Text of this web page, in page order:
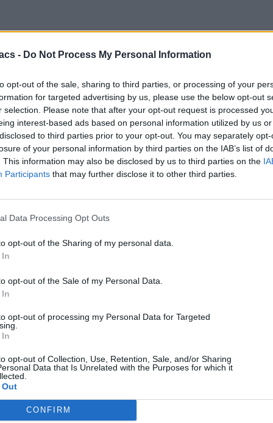
- Do Not Process My Personal Information
opt-out of the sale, sharing to third parties, or processing of your
for targeted advertising by us, please use the below opt-out
selection. Please note that after your opt-out request is processed
interest-based ads based on personal information utilized by us
to third parties prior to your opt-out. You may separately
of your personal information by third parties on the IAB’s list of
This information may also be disclosed by us to third parties on the
Participants that may further disclose it to other third parties.
Data Processing Opt Outs
opt-out of the Sharing of my personal data.
opt-out of the Sale of my Personal Data.
opt-out of processing my Personal Data for Targeted
opt-out of Collection, Use, Retention, Sale, and/or Sharing
Data that Is Unrelated with the Purposes for which it
CONFIRM